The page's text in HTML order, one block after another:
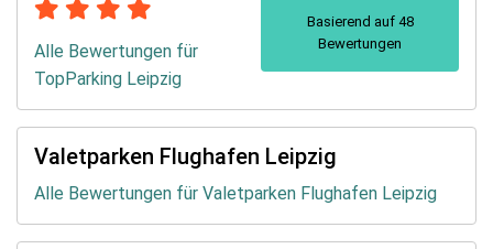
Alle Bewertungen für
TopParking Leipzig
Basierend auf 48
Bewertungen
Valetparken Flughafen Leipzig
Alle Bewertungen für Valetparken Flughafen Leipzig